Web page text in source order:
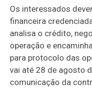
Os interessados
financeira
analisa o crédito,
operação e
para protocolo das
vai até 28 de agosto
comunicação da